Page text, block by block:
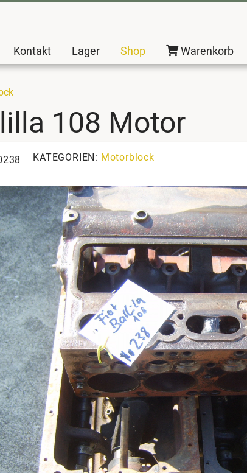
Kontakt Lager Shop Warenkorb
108 Motor
KATEGORIEN: Motorblock